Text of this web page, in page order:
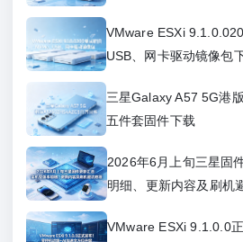
VMware ESXi
USB、网卡驱动镜像包
三星Galaxy A57 5G港
五件套固件下载
2026年6月上旬三星固
明细、更新内容及刷机
VMware ESXi 9.1.0.0